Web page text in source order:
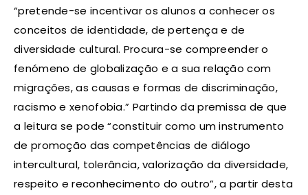
“pretende-se incentivar os alunos a conhecer os
conceitos de identidade, de pertença e de
diversidade cultural. Procura-se compreender o
fenómeno de globalização e a sua relação com
migrações, as causas e formas de discriminação,
racismo e xenofobia.” Partindo da premissa de que
a leitura se pode “constituir como um instrumento
de promoção das competências de diálogo
intercultural, tolerância, valorização da diversidade,
respeito e reconhecimento do outro”, a partir desta